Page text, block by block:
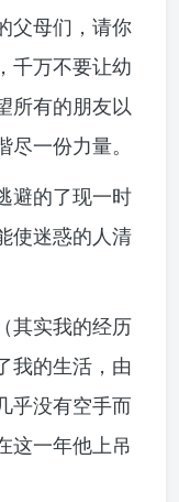
父母们，请你
千万不要让幼
所有的朋友以
一份力量。
避的了现一时
使迷惑的人清
其实我的经历
我的生活，由
乎没有空手而
这一年他上吊